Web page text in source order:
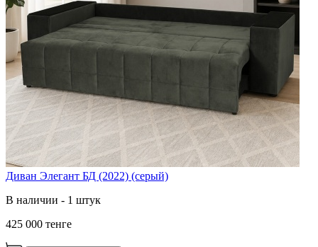
Диван Элегант БД (2022) (серый)
В наличии - 1 штук
425 000 тенге